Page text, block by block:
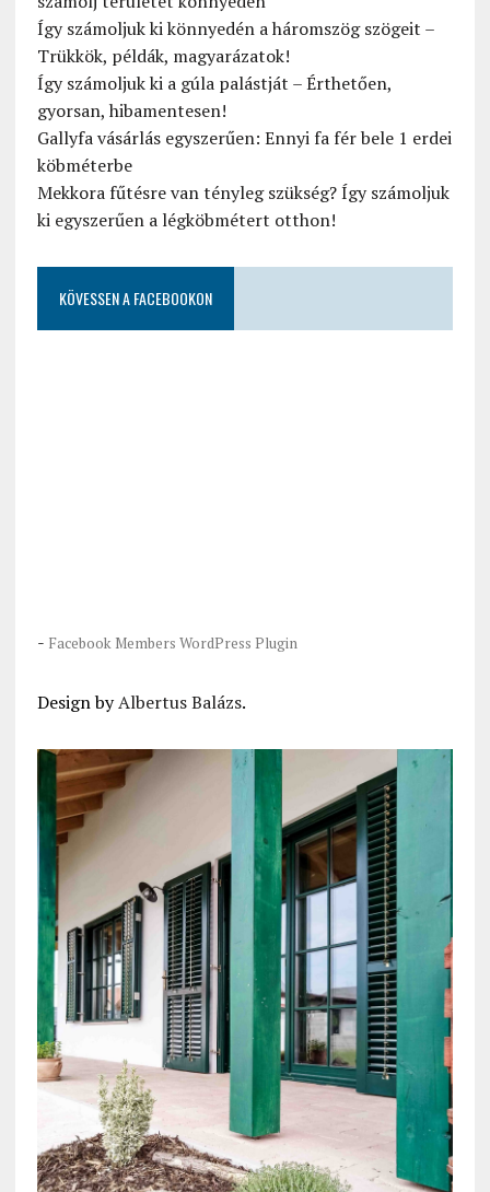
Így számoljuk ki könnyedén a háromszög szögeit –
Trükkök, példák, magyarázatok!
Így számoljuk ki a gúla palástját – Érthetően,
gyorsan, hibamentesen!
Gallyfa vásárlás egyszerűen: Ennyi fa fér bele 1 erdei
köbméterbe
Mekkora fűtésre van tényleg szükség? Így számoljuk
ki egyszerűen a légköbmétert otthon!
KÖVESSEN A FACEBOOKON
- Facebook Members WordPress Plugin
Design byAlbertus Balázs.